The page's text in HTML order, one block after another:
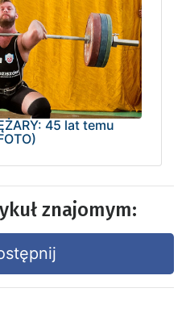
45 lat temu
znajomym: